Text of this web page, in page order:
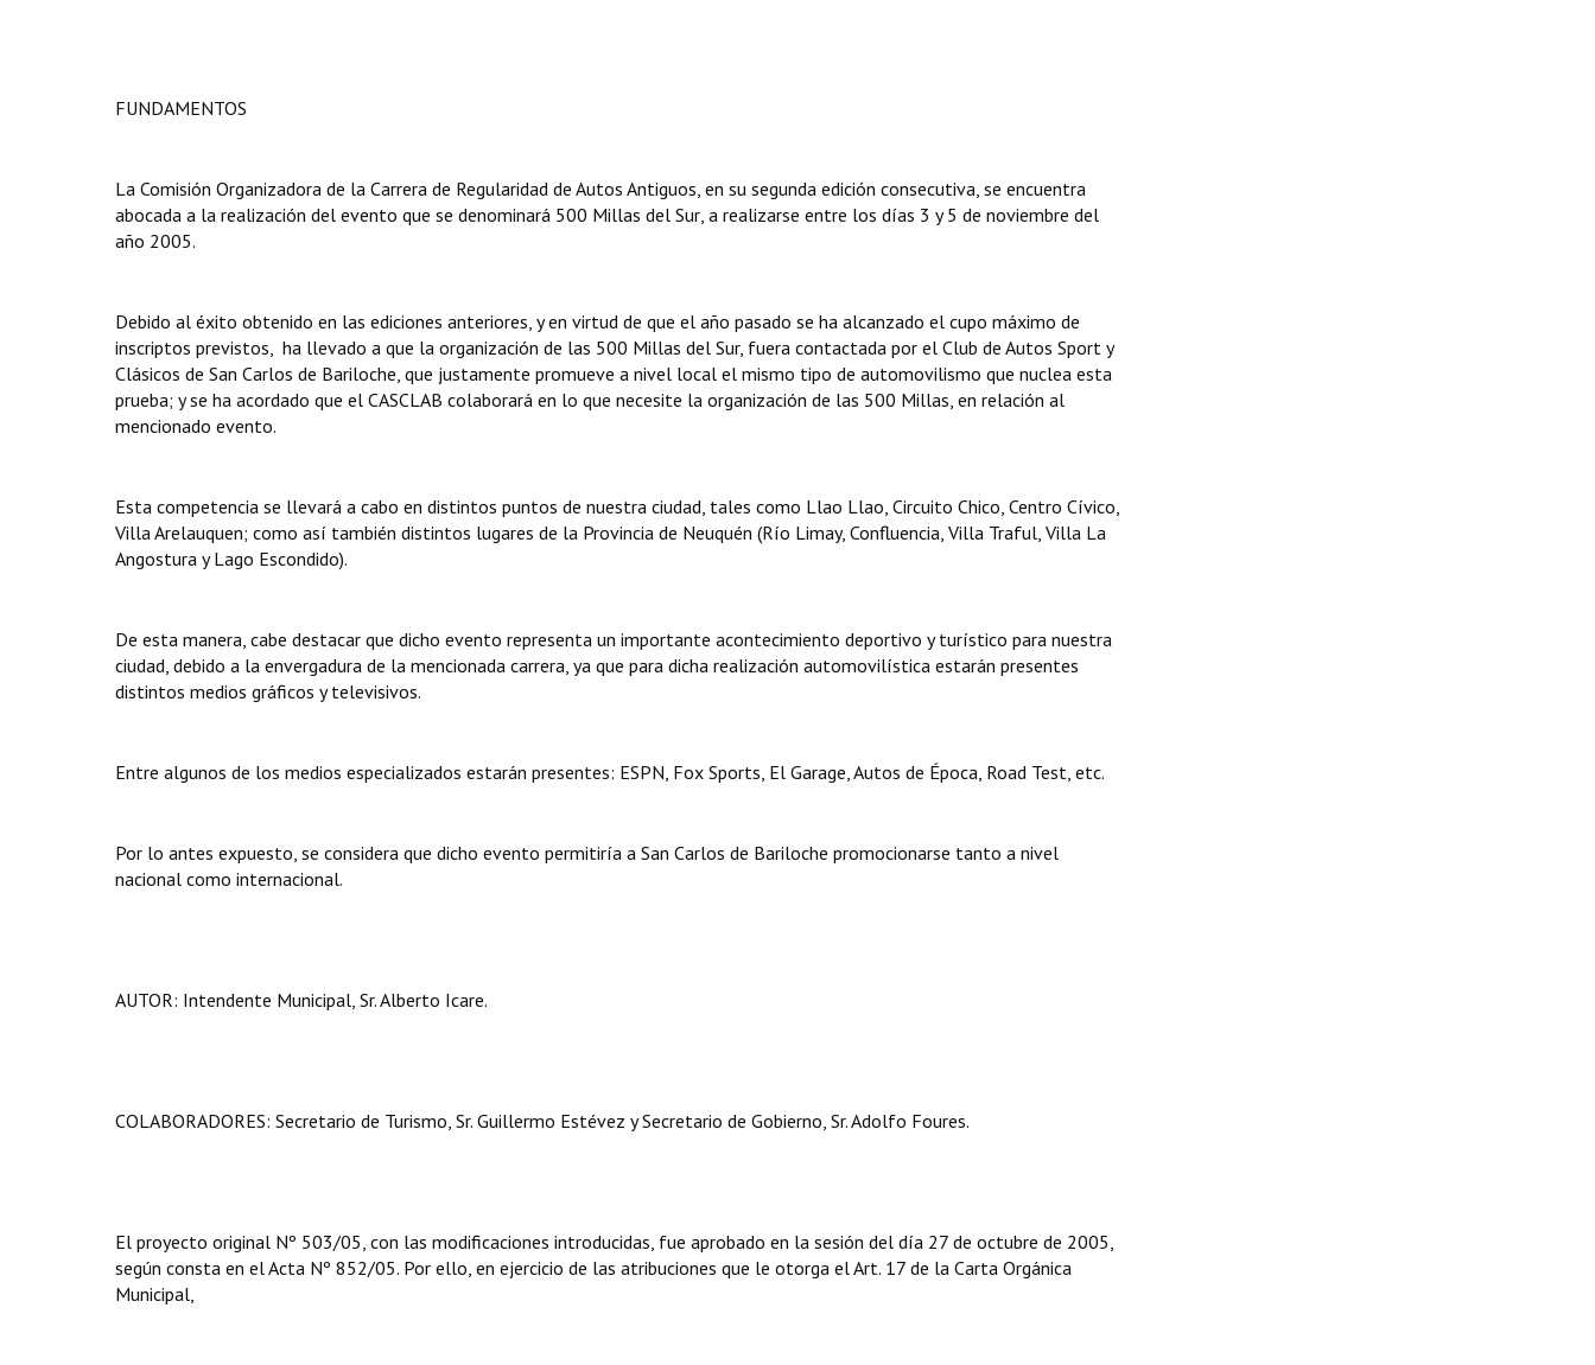
FUNDAMENTOS
La Comisión Organizadora de la Carrera de Regularidad de Autos Antiguos, en su segunda edición consecutiva, se encuentra
abocada a la realización del evento que se denominará 500 Millas del Sur, a realizarse entre los días 3 y 5 de noviembre del
año 2005.
Debido al éxito obtenido en las ediciones anteriores, y en virtud de que el año pasado se ha alcanzado el cupo máximo de
inscriptos previstos, ha llevado a que la organización de las 500 Millas del Sur, fuera contactada por el Club de Autos Sport y
Clásicos de San Carlos de Bariloche, que justamente promueve a nivel local el mismo tipo de automovilismo que nuclea esta
prueba; y se ha acordado que el CASCLAB colaborará en lo que necesite la organización de las 500 Millas, en relación al
mencionado evento.
Esta competencia se llevará a cabo en distintos puntos de nuestra ciudad, tales como Llao Llao, Circuito Chico, Centro Cívico,
Villa Arelauquen; como así también distintos lugares de la Provincia de Neuquén (Río Limay, Confluencia, Villa Traful, Villa La
Angostura y Lago Escondido).
De esta manera, cabe destacar que dicho evento representa un importante acontecimiento deportivo y turístico para nuestra
ciudad, debido a la envergadura de la mencionada carrera, ya que para dicha realización automovilística estarán presentes
distintos medios gráficos y televisivos.
Entre algunos de los medios especializados estarán presentes: ESPN, Fox Sports, El Garage, Autos de Época, Road Test, etc.
Por lo antes expuesto, se considera que dicho evento permitiría a San Carlos de Bariloche promocionarse tanto a nivel
nacional como internacional.
AUTOR: Intendente Municipal, Sr. Alberto Icare.
COLABORADORES: Secretario de Turismo, Sr. Guillermo Estévez y Secretario de Gobierno, Sr. Adolfo Foures.
El proyecto original Nº 503/05, con las modificaciones introducidas, fue aprobado en la sesión del día 27 de octubre de 2005,
según consta en el Acta Nº 852/05. Por ello, en ejercicio de las atribuciones que le otorga el Art. 17 de la Carta Orgánica
Municipal,